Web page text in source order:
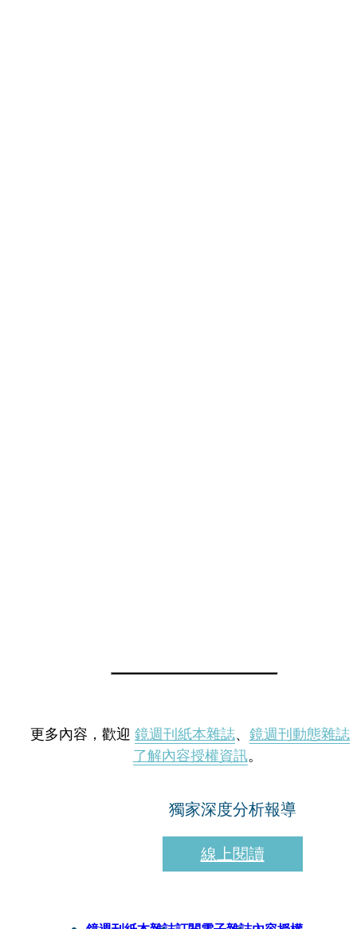
更多內容，歡迎 鏡週刊紙本雜誌、 鏡週刊動態雜誌
了解內容授權資訊。
獨家深度分析報導
線上閱讀